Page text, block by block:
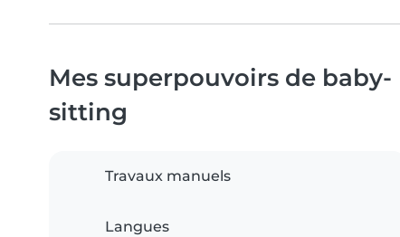
Mes superpouvoirs de baby-
sitting
Travaux manuels
Langues